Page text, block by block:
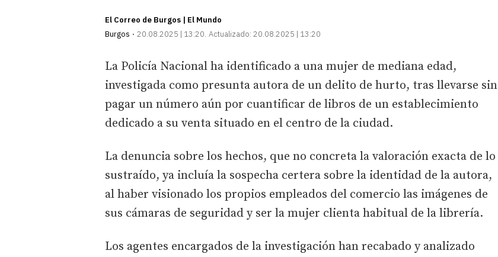
El Correo de Burgos | El Mundo
Burgos
20.08.2025 | 13:20 Actualizado: 20.08.2025 | 13:20
La Policía Nacional ha identificado a una mujer de mediana edad,
investigada como presunta autora de un delito de hurto, tras llevarse sin
pagar un número aún por cuantificar de libros de un establecimiento
dedicado a su venta situado en el centro de la ciudad.
La denuncia sobre los hechos, que no concreta la valoración exacta de lo
sustraído, ya incluía la sospecha certera sobre la identidad de la autora,
al haber visionado los propios empleados del comercio las imágenes de
sus cámaras de seguridad y ser la mujer clienta habitual de la librería.
Los agentes encargados de la investigación han recabado y analizado